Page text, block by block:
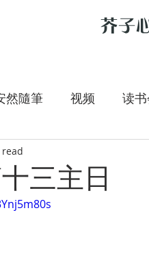
芥子
然隨筆 视频 读
是我的牧者
朝圣旅人
三主日